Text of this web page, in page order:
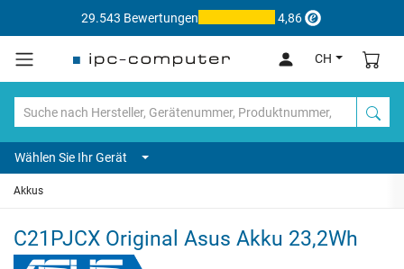
29.543 Bewertungen 4,86
CH
Wählen Sie Ihr Gerät
Akkus
C21PJCX Original Asus Akku 23,2Wh